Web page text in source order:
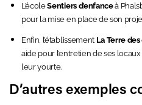
L’écoleSentiers d’enfanceà
pour la mise en place de son
Enfin, l’établissement La Terre
aide pour l’entretien de ses
leur yourte.
D’autres exemples